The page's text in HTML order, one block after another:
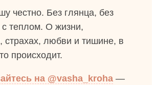
честно. Без глянца, без
теплом. О жизни,
страхах, любви и тишине, в
происходит.
на @vasha_kroha —